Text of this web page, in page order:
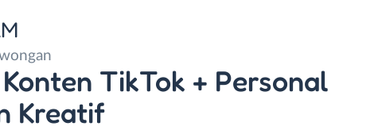
TikTok + Personal
Kreatif